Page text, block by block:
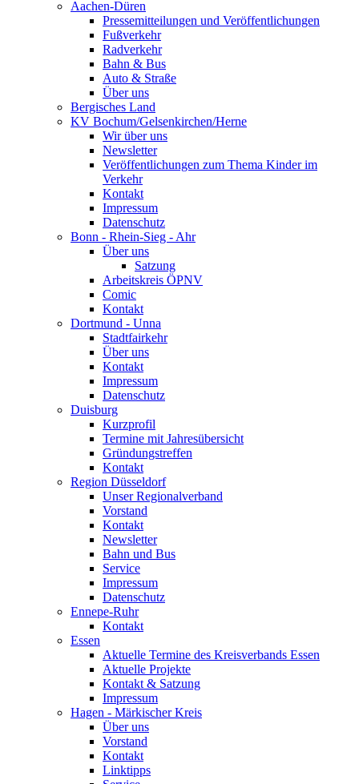
Aachen-Düren
Pressemitteilungen und Veröffentlichungen
Fußverkehr
Radverkehr
Bahn & Bus
Auto & Straße
Über uns
Bergisches Land
KV Bochum/Gelsenkirchen/Herne
Wir über uns
Newsletter
Veröffentlichungen zum Thema Kinder im
Verkehr
Kontakt
Impressum
Datenschutz
Bonn - Rhein-Sieg - Ahr
Über uns
Satzung
Arbeitskreis ÖPNV
Comic
Kontakt
Dortmund - Unna
Stadtfairkehr
Über uns
Kontakt
Impressum
Datenschutz
Duisburg
Kurzprofil
Termine mit Jahresübersicht
Gründungstreffen
Kontakt
Region Düsseldorf
Unser Regionalverband
Vorstand
Kontakt
Newsletter
Bahn und Bus
Service
Impressum
Datenschutz
Ennepe-Ruhr
Kontakt
Essen
Aktuelle Termine des Kreisverbands Essen
Aktuelle Projekte
Kontakt & Satzung
Impressum
Hagen - Märkischer Kreis
Über uns
Vorstand
Kontakt
Linktipps